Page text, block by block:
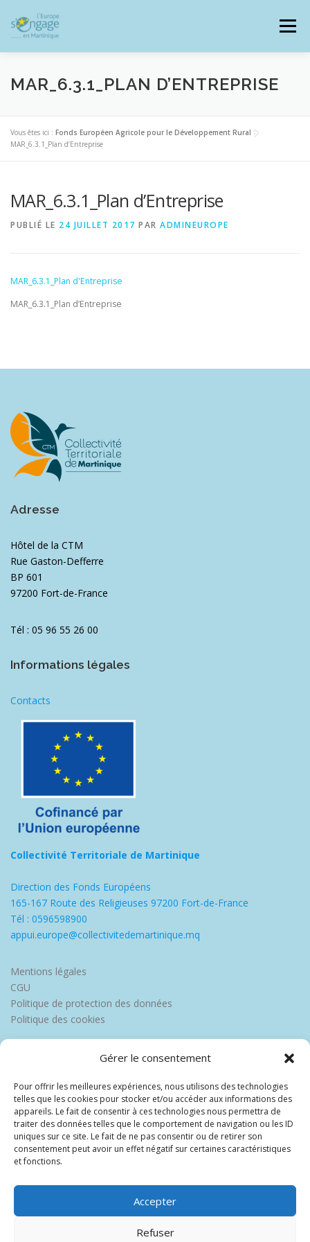
Gérer le consentement
Pour offrir les meilleures expériences, nous utilisons des technologies
telles que les cookies pour stocker et/ou accéder aux informations des
appareils. Le fait de consentir à ces technologies nous permettra de
traiter des données telles que le comportement de navigation ou les ID
uniques sur ce site. Le fait de ne pas consentir ou de retirer son
consentement peut avoir un effet négatif sur certaines caractéristiques
et fonctions.
Accepter
Refuser
contenu
Menu
PROGRAMMES J’AI UN PROJET
SIGNALER UNE FRAUDE
MAR_6.3.1_PLAN D’ENTREPRISE
Vous êtes ici : Fonds Européen Agricole pour le Développement Rural >
MAR_6.3.1_Plan d’Entreprise
MAR_6.3.1_Plan d’Entreprise
PUBLIÉ LE 24 JUILLET 2017 PAR ADMINEUROPE
MAR_6.3.1_Plan d'Entreprise
MAR_6.3.1_Plan d’Entreprise
Adresse
Hôtel de la CTM
Rue Gaston-Defferre
BP 601
97200 Fort-de-France
Tél : 05 96 55 26 00
Informations légales
Contacts
Collectivité Territoriale de Martinique
Direction des Fonds Européens
165-167 Route des Religieuses 97200 Fort-de-France
Tél : 0596598900
appui.europe@collectivitedemartinique.mq
Mentions légales
CGU
Politique de protection des données
Politique des cookies